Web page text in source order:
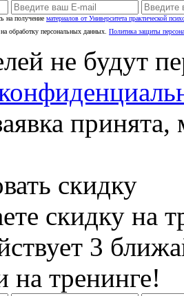
на получение материалов от Университета практической
обработку персональных данных. Политика защиты
не будут
скидку
скидку на
3
на тренинге!